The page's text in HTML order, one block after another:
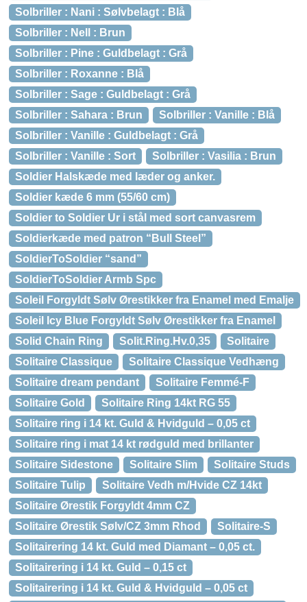
Solbriller : Nani : Sølvbelagt : Blå
Solbriller : Nell : Brun
Solbriller : Pine : Guldbelagt : Grå
Solbriller : Roxanne : Blå
Solbriller : Sage : Guldbelagt : Grå
Solbriller : Sahara : Brun
Solbriller : Vanille : Blå
Solbriller : Vanille : Guldbelagt : Grå
Solbriller : Vanille : Sort
Solbriller : Vasilia : Brun
Soldier Halskæde med læder og anker.
Soldier kæde 6 mm (55/60 cm)
Soldier to Soldier Ur i stål med sort canvasrem
Soldierkæde med patron “Bull Steel”
SoldierToSoldier “sand”
SoldierToSoldier Armb Spc
Soleil Forgyldt Sølv Ørestikker fra Enamel med Emalje
Soleil Icy Blue Forgyldt Sølv Ørestikker fra Enamel
Solid Chain Ring
Solit.Ring.Hv.0,35
Solitaire
Solitaire Classique
Solitaire Classique Vedhæng
Solitaire dream pendant
Solitaire Femmé-F
Solitaire Gold
Solitaire Ring 14kt RG 55
Solitaire ring i 14 kt. Guld & Hvidguld – 0,05 ct
Solitaire ring i mat 14 kt rødguld med brillanter
Solitaire Sidestone
Solitaire Slim
Solitaire Studs
Solitaire Tulip
Solitaire Vedh m/Hvide CZ 14kt
Solitaire Ørestik Forgyldt 4mm CZ
Solitaire Ørestik Sølv/CZ 3mm Rhod
Solitaire-S
Solitairering 14 kt. Guld med Diamant – 0,05 ct.
Solitairering i 14 kt. Guld – 0,15 ct
Solitairering i 14 kt. Guld & Hvidguld – 0,05 ct